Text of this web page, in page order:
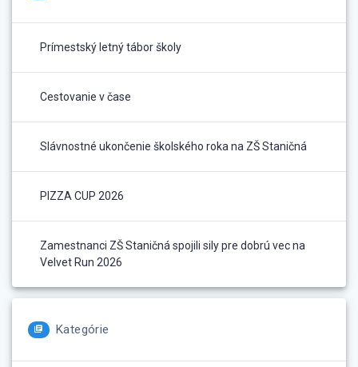
Prímestský letný tábor školy
Cestovanie v čase
Slávnostné ukončenie školského roka na ZŠ Staničná
PIZZA CUP 2026
Zamestnanci ZŠ Staničná spojili sily pre dobrú vec na
Velvet Run 2026
Kategórie